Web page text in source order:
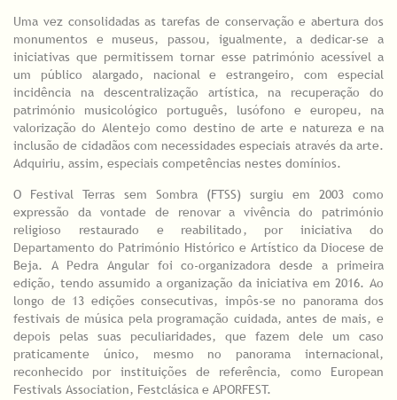
Uma vez consolidadas as tarefas de conservação e abertura dos
monumentos e museus, passou, igualmente, a dedicar-se a
iniciativas que permitissem tornar esse património acessível a
um público alargado, nacional e estrangeiro, com especial
incidência na descentralização artística, na recuperação do
património musicológico português, lusófono e europeu, na
valorização do Alentejo como destino de arte e natureza e na
inclusão de cidadãos com necessidades especiais através da arte.
Adquiriu, assim, especiais competências nestes domínios.
O Festival Terras sem Sombra (FTSS) surgiu em 2003 como
expressão da vontade de renovar a vivência do património
religioso restaurado e reabilitado, por iniciativa do
Departamento do Património Histórico e Artístico da Diocese de
Beja. A Pedra Angular foi co-organizadora desde a primeira
edição, tendo assumido a organização da iniciativa em 2016. Ao
longo de 13 edições consecutivas, impôs-se no panorama dos
festivais de música pela programação cuidada, antes de mais, e
depois pelas suas peculiaridades, que fazem dele um caso
praticamente único, mesmo no panorama internacional,
reconhecido por instituições de referência, como European
Festivals Association, Festclásica e APORFEST.